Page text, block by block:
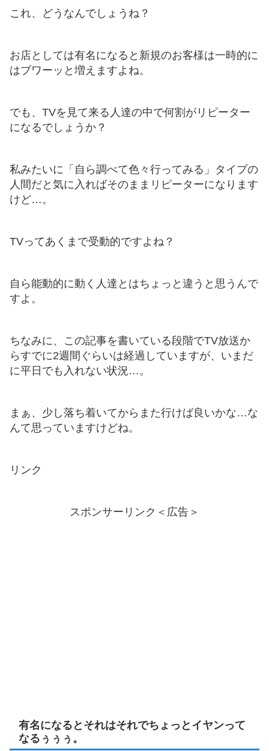
これ、どうなんでしょうね？
お店としては有名になると新規のお客様は一時的に
はブワーッと増えますよね。
でも、TVを見て来る人達の中で何割がリピーター
になるでしょうか？
私みたいに「自ら調べて色々行ってみる」タイプの
人間だと気に入ればそのままリピーターになります
けど…。
TVってあくまで受動的ですよね？
自ら能動的に動く人達とはちょっと違うと思うんで
すよ。
ちなみに、この記事を書いている段階でTV放送か
らすでに2週間ぐらいは経過していますが、いまだ
に平日でも入れない状況…。
まぁ、少し落ち着いてからまた行けば良いかな…な
んて思っていますけどね。
リンク
スポンサーリンク＜広告＞
有名になるとそれはそれでちょっとイヤンって
なるぅぅぅ。